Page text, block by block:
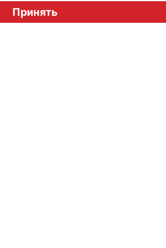
рынка", licensingrussia.ru, 2009-2026
Принять